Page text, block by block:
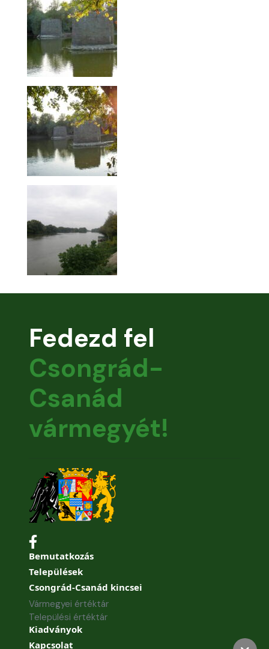
Fedezd fel
Csongrád-
Csanád
vármegyét!
Bemutatkozás
Települések
Csongrád-Csanád kincsei
Vármegyei értéktár
Települési értéktár
Kiadványok
Kapcsolat